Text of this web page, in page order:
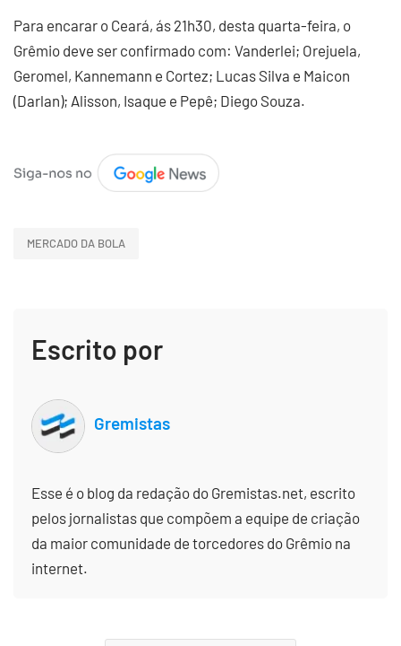
Para encarar o Ceará, ás 21h30, desta quarta-feira, o
Grêmio deve ser confirmado com: Vanderlei; Orejuela,
Geromel, Kannemann e Cortez; Lucas Silva e Maicon
(Darlan); Alisson, Isaque e Pepê; Diego Souza.
MERCADO DA BOLA
Escrito por
Gremistas
Esse é o blog da redação do Gremistas.net, escrito
pelos jornalistas que compõem a equipe de criação
da maior comunidade de torcedores do Grêmio na
internet.